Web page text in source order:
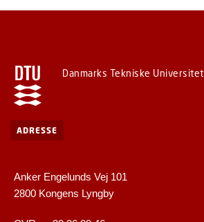
Danmarks Tekniske Universitet
ADRESSE
Anker Engelunds Vej 101
2800 Kongens Lyngby